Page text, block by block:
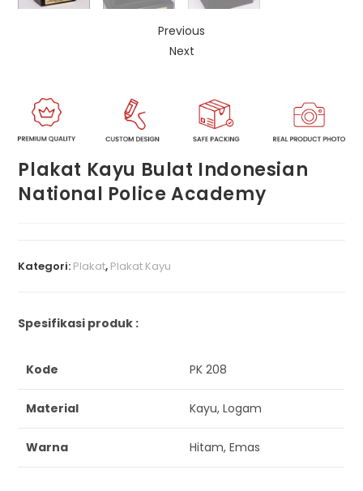
Previous
Next
Plakat Kayu Bulat Indonesian
National Police Academy
Kategori: Plakat, Plakat Kayu
Spesifikasi produk :
Kode PK 208
Material Kayu, Logam
Warna Hitam, Emas